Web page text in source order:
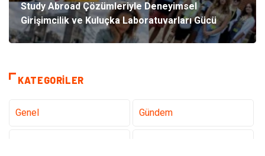
Study Abroad Çözümleriyle Deneyimsel
Girişimcilik ve Kuluçka Laboratuvarları Gücü
KATEGORILER
Genel Gündem